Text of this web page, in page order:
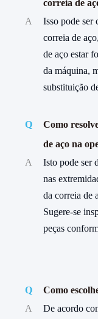
correia de
A
Isso pode ser
correia de
de aço estar
da máquina,
substituição
Q
Como
de aço na
A
Isto pode ser
nas
da correia de
Sugere-se
peças
Q
Como
A
De acordo